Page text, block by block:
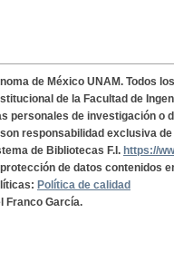
de México UNAM. Todos
de la Facultad de
personales de investigación o
responsabilidad exclusiva
de Bibliotecas F.I. https://
de datos contenidos
Política de calidad
Franco García.